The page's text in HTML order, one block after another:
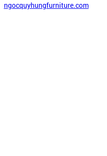
ngocquyhungfurniture.com